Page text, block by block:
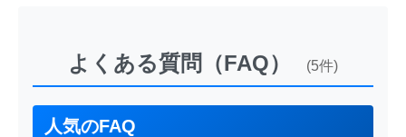
よくある質問（FAQ） (5件)
人気のFAQ